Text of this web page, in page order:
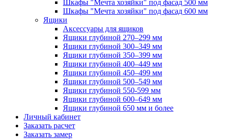
Шкафы "Мечта хозяйки" под фасад 500 мм
Шкафы "Мечта хозяйки" под фасад 600 мм
Ящики
Аксессуары для ящиков
Ящики глубиной 270–299 мм
Ящики глубиной 300–349 мм
Ящики глубиной 350–399 мм
Ящики глубиной 400–449 мм
Ящики глубиной 450–499 мм
Ящики глубиной 500–549 мм
Ящики глубиной 550-599 мм
Ящики глубиной 600–649 мм
Ящики глубиной 650 мм и более
Личный кабинет
Заказать расчет
Заказать замер